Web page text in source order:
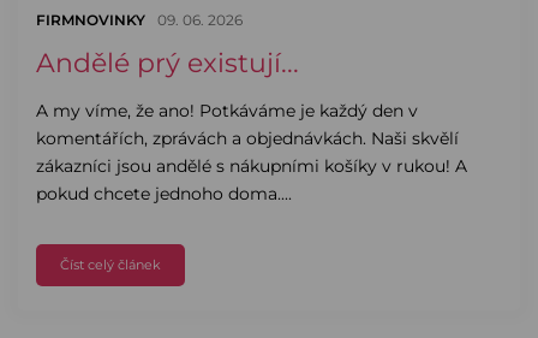
FIRMNOVINKY 09. 06. 2026
Andělé prý existují...
A my víme, že ano! Potkáváme je každý den v
komentářích, zprávách a objednávkách. Naši skvělí
zákazníci jsou andělé s nákupními košíky v rukou! A
pokud chcete jednoho doma....
Číst celý článek